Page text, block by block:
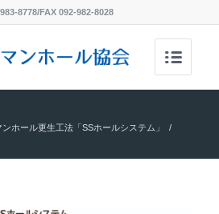
8778/FAX 092-982-8028
ンホール更生工法「SSホールシステム」
/